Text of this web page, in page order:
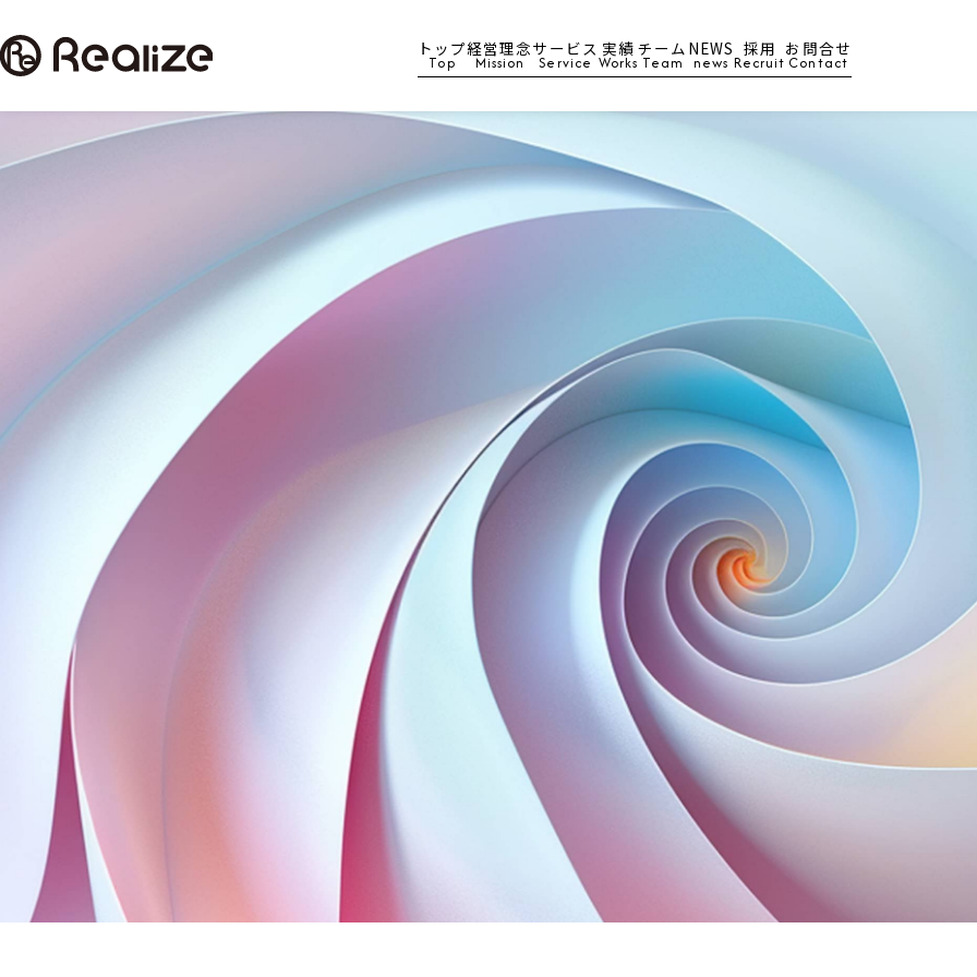
トップ
Top
経営理念
Mission
サービス
Service
実績
Works
チーム
Team
NEWS
news
採用
Recruit
お問合せ
Contact